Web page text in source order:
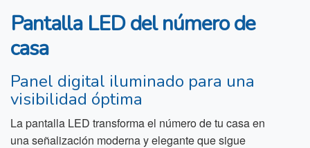
Pantalla LED del número de
casa
Panel digital iluminado para una
visibilidad óptima
La pantalla LED transforma el número de tu casa en
una señalización moderna y elegante que sigue